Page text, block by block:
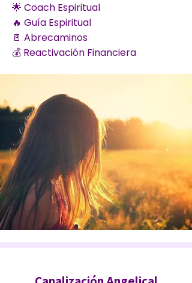
🌟 Coach Espiritual
🔥 Guía Espiritual
🚪 Abrecaminos
💰 Reactivación Financiera